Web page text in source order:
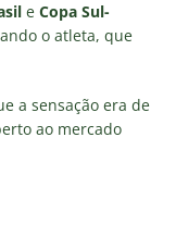
e Copa Sul-
o atleta, que
a sensação era de
ao mercado